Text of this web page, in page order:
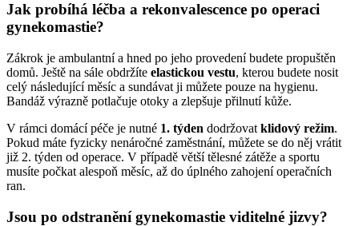
Jak probíhá léčba a rekonvalescence po operaci
gynekomastie?
Zákrok je ambulantní a hned po jeho provedení budete propuštěn
domů. Ještě na sále obdržíte elastickou vestu, kterou budete nosit
celý následující měsíc a sundávat ji můžete pouze na hygienu.
Bandáž výrazně potlačuje otoky a zlepšuje přilnutí kůže.
V rámci domácí péče je nutné 1. týden dodržovat klidový režim.
Pokud máte fyzicky nenáročné zaměstnání, můžete se do něj vrátit
již 2. týden od operace. V případě větší tělesné zátěže a sportu
musíte počkat alespoň měsíc, až do úplného zahojení operačních
ran.
Jsou po odstranění gynekomastie viditelné jizvy?